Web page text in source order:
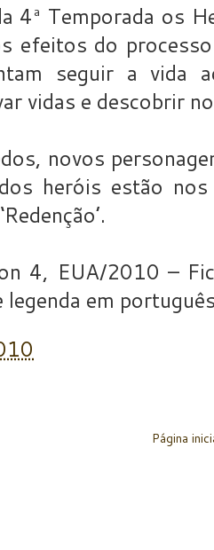
4ª Temporada os
efeitos do
seguir a vida
vidas e descobrir
novos
heróis estão
4, EUA/2010 –
em
Página